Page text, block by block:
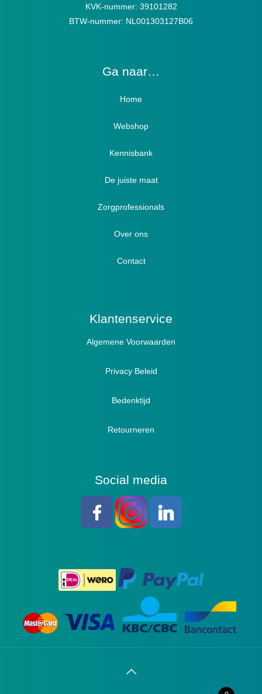
KVK-nummer: 39101282
BTW-nummer: NL001303127B06
Ga naar…
Home
Webshop
Verbandschoenen / Verbandsloffen
Luxe verbandschoenen / stretch (Hallux)
Diabetici
Winterboots
Lymph / Oedeem
Actief
Pantoffels
Sandalen
Kennisbank
Diabetici
Oedeem
Hallux Valgus
Hamertenen
De juiste maat
Zorgprofessionals
Over ons
Contact
Klantenservice
Algemene Voorwaarden
Privacy Beleid
Bedenktijd
Retourneren
Social media